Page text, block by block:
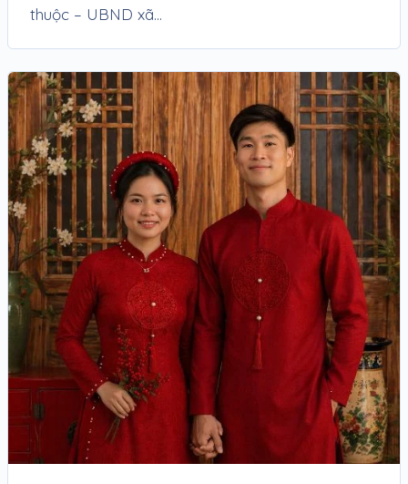
thuộc – UBND xã...